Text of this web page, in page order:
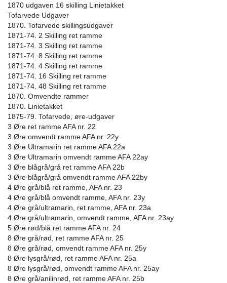
1870 udgaven 16 skilling Linietakket
Tofarvede Udgaver
1870. Tofarvede skillingsudgaver
1871-74. 2 Skilling ret ramme
1871-74. 3 Skilling ret ramme
1871-74. 8 Skilling ret ramme
1871-74. 4 Skilling ret ramme
1871-74. 16 Skilling ret ramme
1871-74. 48 Skilling ret ramme
1870. Omvendte rammer
1870. Linietakket
1875-79. Tofarvede, øre-udgaver
3 Øre ret ramme AFA nr. 22
3 Øre omvendt ramme AFA nr. 22y
3 Øre Ultramarin ret ramme AFA 22a
3 Øre Ultramarin omvendt ramme AFA 22ay
3 Øre blågrå/grå ret ramme AFA 22b
3 Øre blågrå/grå omvendt ramme AFA 22by
4 Øre grå/blå ret ramme, AFA nr. 23
4 Øre grå/blå omvendt ramme, AFA nr. 23y
4 Øre grå/ultramarin, ret ramme, AFA nr. 23a
4 Øre grå/ultramarin, omvendt ramme, AFA nr. 23ay
5 Øre rød/blå ret ramme AFA nr. 24
8 Øre grå/rød, ret ramme AFA nr. 25
8 Øre grå/rød, omvendt ramme AFA nr. 25y
8 Øre lysgrå/rød, ret ramme AFA nr. 25a
8 Øre lysgrå/rød, omvendt ramme AFA nr. 25ay
8 Øre grå/anilinrød, ret ramme AFA nr. 25b